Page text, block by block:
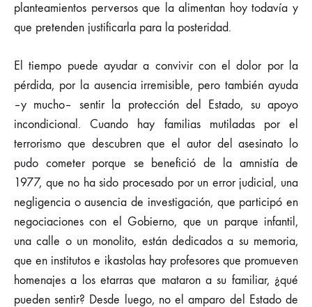
planteamientos perversos que la alimentan hoy todavía y
que pretenden justificarla para la posteridad.
El tiempo puede ayudar a convivir con el dolor por la
pérdida, por la ausencia irremisible, pero también ayuda
–y mucho– sentir la protección del Estado, su apoyo
incondicional. Cuando hay familias mutiladas por el
terrorismo que descubren que el autor del asesinato lo
pudo cometer porque se benefició de la amnistía de
1977, que no ha sido procesado por un error judicial, una
negligencia o ausencia de investigación, que participó en
negociaciones con el Gobierno, que un parque infantil,
una calle o un monolito, están dedicados a su memoria,
que en institutos e ikastolas hay profesores que promueven
homenajes a los etarras que mataron a su familiar, ¿qué
pueden sentir? Desde luego, no el amparo del Estado de